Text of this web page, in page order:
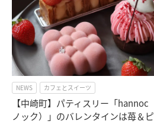
NEWS カフェとスイーツ
【中崎町】パティスリー「hannoc
ノック）」のバレンタインは苺＆